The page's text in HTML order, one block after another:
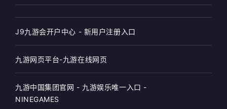
J9九游会开户中心 - 新用户注册入口
九游网页平台-九游在线网页
九游中国集团官网 - 九游娱乐唯一入口 -
NINEGAMES